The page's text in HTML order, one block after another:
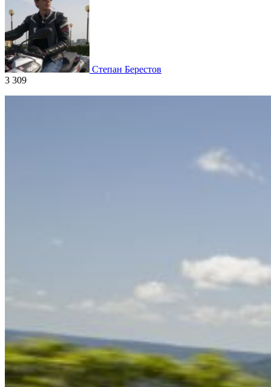
Степан Берестов
3 309